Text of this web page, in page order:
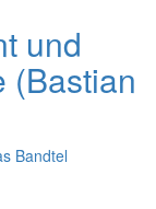
und
(Bastian
Bandtel